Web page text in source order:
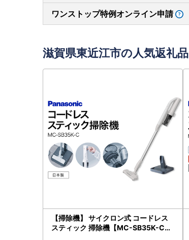
ワンストップ特例オンライン申請
滋賀県東近江市の人気返礼品
【掃除機】 サイクロン式 コードレス
スティック 掃除機【MC-SB35K-C】